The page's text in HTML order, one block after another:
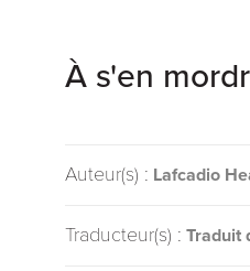
À s'en
Auteur(s) : Lafcadio
Traducteur(s) : Traduit